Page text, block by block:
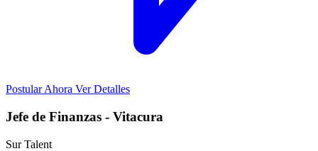
Postular Ahora Ver Detalles
Jefe de Finanzas - Vitacura
Sur Talent